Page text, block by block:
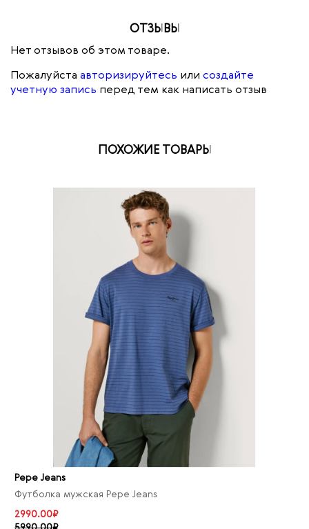
ОТЗЫВЫ
Нет отзывов об этом товаре.
Пожалуйста авторизируйтесь или создайте
учетную запись перед тем как написать отзыв
ПОХОЖИЕ ТОВАРЫ
Pepe Jeans
Футболка мужская Pepe Jeans
2990.00₽